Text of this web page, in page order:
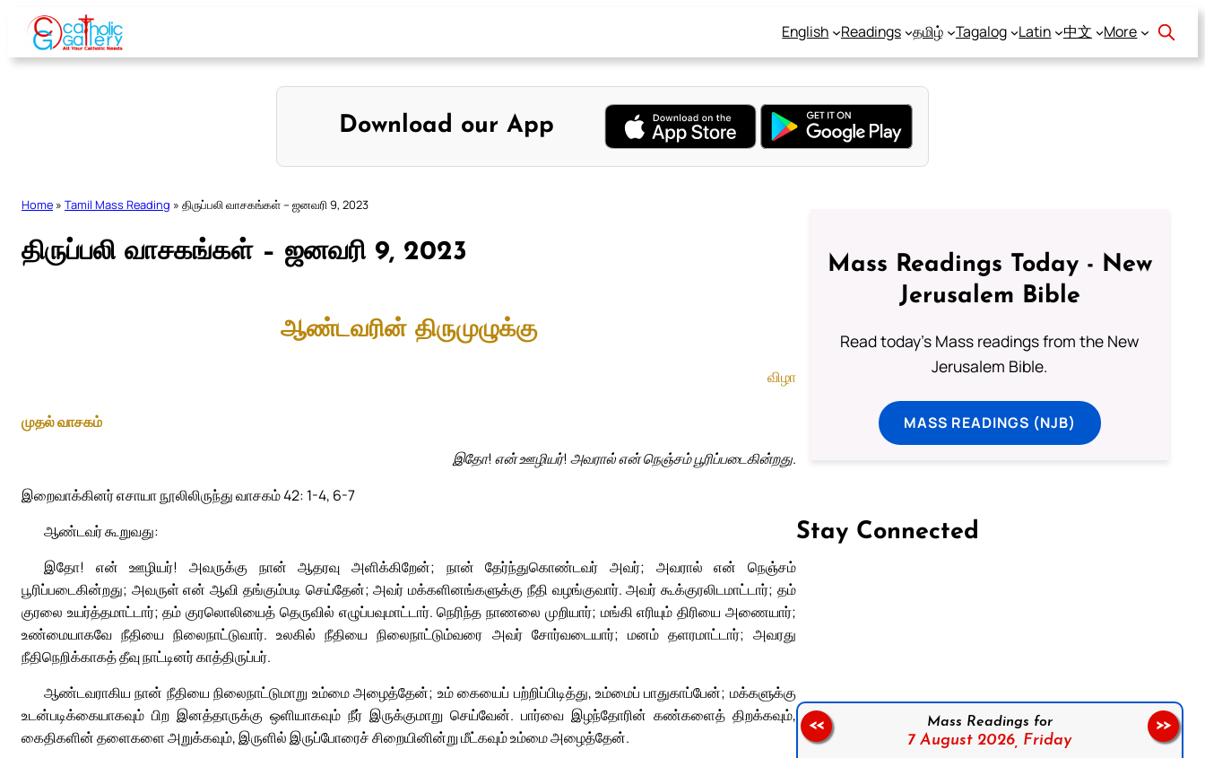
Skip
content
English Readings தமிழ் Tagalog Latin 中文 More
Download our App
Home » Tamil Mass Reading » திருப்பலி வாசகங்கள் – ஜனவரி 9, 2023
திருப்பலி வாசகங்கள் – ஜனவரி 9, 2023
ஆண்டவரின் திருமுழுக்கு
விழா
முதல் வாசகம்
இதோ! என் ஊழியர்! அவரால் என் நெஞ்சம் பூரிப்படைகின்றது.
இறைவாக்கினர் எசாயா நூலிலிருந்து வாசகம் 42: 1-4, 6-7
ஆண்டவர் கூறுவது:
இதோ! என் ஊழியர்! அவருக்கு நான் ஆதரவு அளிக்கிறேன்; நான் தேர்ந்துகொண்டவர் அவர்; அவரால் என் நெஞ்சம்
பூரிப்படைகின்றது; அவருள் என் ஆவி தங்கும்படி செய்தேன்; அவர் மக்களினங்களுக்கு நீதி வழங்குவார். அவர் கூக்குரலிடமாட்டார்; தம்
குரலை உயர்த்தமாட்டார்; தம் குரலொலியைத் தெருவில் எழுப்பவுமாட்டார். நெரிந்த நாணலை முறியார்; மங்கி எரியும் திரியை அணையார்;
உண்மையாகவே நீதியை நிலைநாட்டுவார். உலகில் நீதியை நிலைநாட்டும்வரை அவர் சோர்வடையார்; மனம் தளரமாட்டார்; அவரது
நீதிநெறிக்காகத் தீவு நாட்டினர் காத்திருப்பர்.
ஆண்டவராகிய நான் நீதியை நிலைநாட்டுமாறு உம்மை அழைத்தேன்; உம் கையைப் பற்றிப்பிடித்து, உம்மைப் பாதுகாப்பேன்; மக்களுக்கு
உடன்படிக்கையாகவும் பிற இனத்தாருக்கு ஒளியாகவும் நீர் இருக்குமாறு செய்வேன். பார்வை இழந்தோரின் கண்களைத் திறக்கவும்,
கைதிகளின் தளைகளை அறுக்கவும், இருளில் இருப்போரைச் சிறையினின்று மீட்கவும் உம்மை அழைத்தேன்.
Mass Readings Today - New
Jerusalem Bible
Read today's Mass readings from the New
Jerusalem Bible.
MASS READINGS (NJB)
Stay Connected
Follow us on Facebook
Mass Readings for
7 August 2026, Friday
<< >>